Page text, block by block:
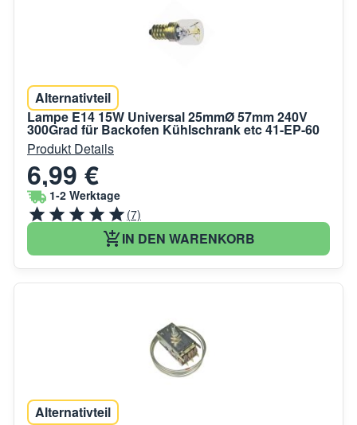
Alternativteil
Lampe E14 15W Universal 25mmØ 57mm 240V
300Grad für Backofen Kühlschrank etc 41-EP-60
Produkt Details
6,99 €
1-2 Werktage
(7)
IN DEN WARENKORB
Alternativteil